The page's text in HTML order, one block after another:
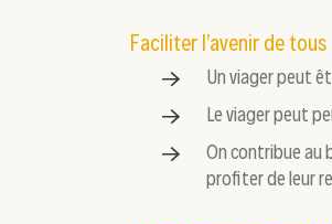
Faciliter l’avenir de tous
Un viager peut
Le viager peut
On contribue au
profiter de leur